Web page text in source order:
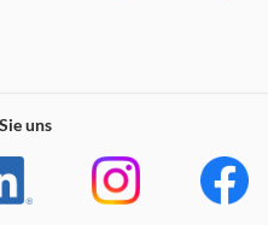
uns